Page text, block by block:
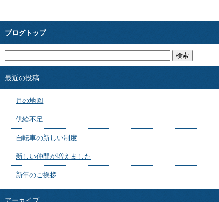
ブログトップ
最近の投稿
月の地図
供給不足
自転車の新しい制度
新しい仲間が増えました
新年のご挨拶
アーカイブ